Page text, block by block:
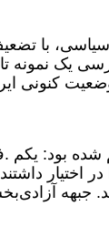
سیاسی، با
یک نمونه
کنونی
شده بود: یکم
اختیار